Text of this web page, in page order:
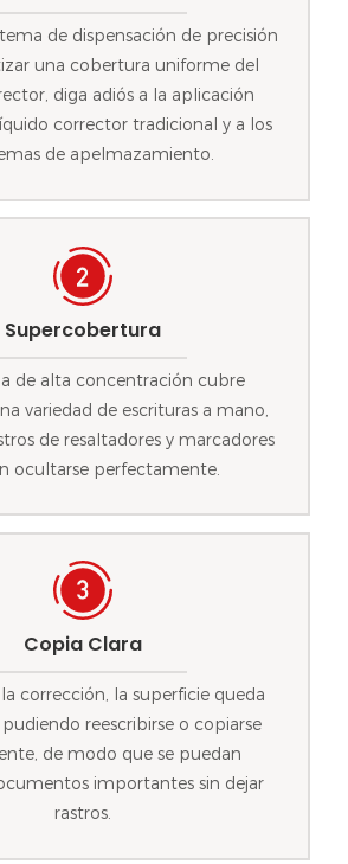
de dispensación de precisión
una cobertura uniforme del
diga adiós a la aplicación
corrector tradicional y a los
de apelmazamiento.
Supercobertura
de alta concentración cubre
variedad de escrituras a mano,
de resaltadores y marcadores
ocultarse perfectamente.
Copia Clara
corrección, la superficie queda
pudiendo reescribirse o copiarse
de modo que se puedan
importantes sin dejar
rastros.